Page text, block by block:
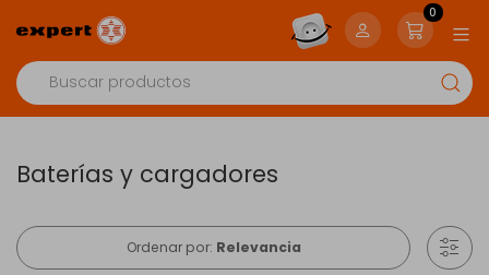
0
Baterías y cargadores
Ordenar por: Relevancia